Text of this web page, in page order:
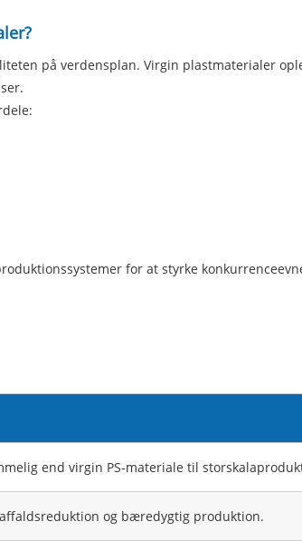
på verdensplan. Virgin plastmaterialer
for at styrke
end virgin PS-materiale til
og bæredygtig produktion.